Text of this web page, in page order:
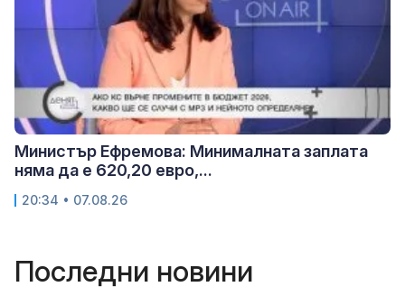
Министър Ефремова: Минималната заплата
няма да е 620,20 евро,...
20:34 • 07.08.26
Последни новини